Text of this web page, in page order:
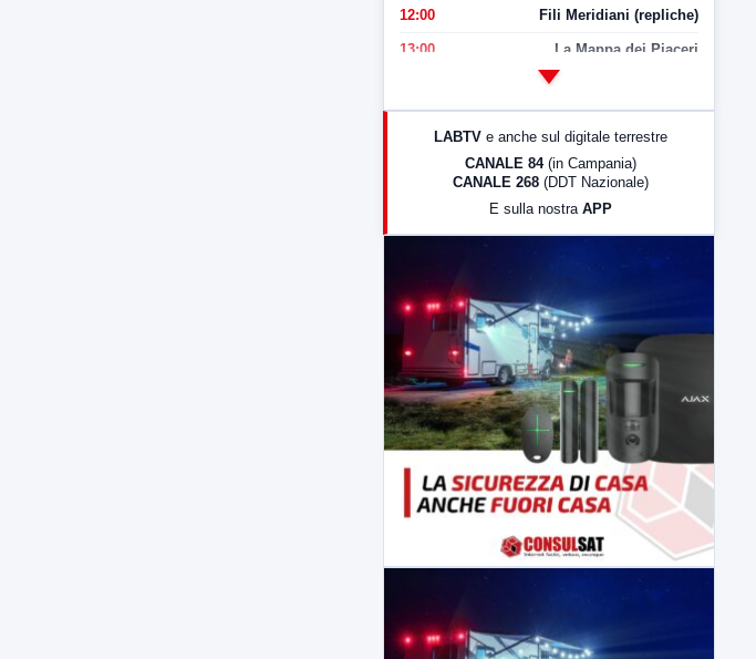
12:00 Fili Meridiani (repliche)
13:00 La Mappa dei Piaceri
LabNews (Diretta)
LABTV e anche sul digitale terrestre
CANALE 84 (in Campania)
CANALE 268 (DDT Nazionale)
E sulla nostra APP